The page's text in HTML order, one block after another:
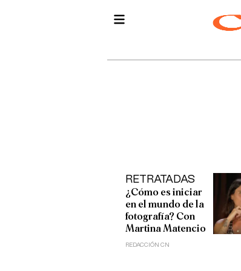
RETRATADAS
¿Cómo es iniciar
en el mundo de la
fotografía? Con
Martina Matencio
REDACCIÓN CN